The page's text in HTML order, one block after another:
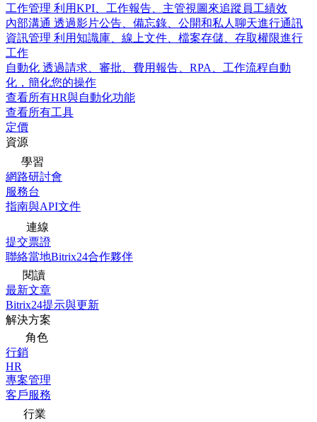
工作管理 利用KPI、工作報告、主管視圖來追蹤員工績效
內部溝通 透過影片公告、備忘錄、公開和私人聊天進行通訊
資訊管理 利用知識庫、線上文件、檔案存儲、存取權限進行
工作
自動化 透過請求、審批、費用報告、RPA、工作流程自動
化，簡化您的操作
查看所有HR與自動化功能
查看所有工具
定價
資源
學習
網路研討會
服務台
指南與API文件
連線
提交票證
聯絡當地Bitrix24合作夥伴
閱讀
最新文章
Bitrix24提示與更新
解決方案
角色
行銷
HR
專案管理
客戶服務
行業